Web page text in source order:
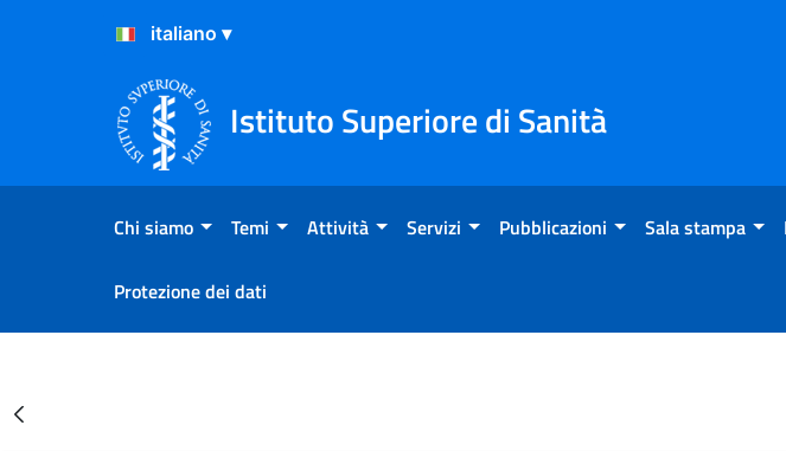
Salta al Contenuto
Salta al Footer
Istituto Superiore di Sanità
Chi siamo Temi Attività Servizi Pubblicazioni Sala stampa
Protezione dei dati
Risultati della Ricerca - Eventi